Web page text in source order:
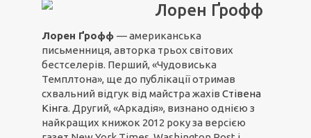
Лорен Ґрофф
Лорен Ґрофф — американська
письменниця, авторка трьох світових
бестселерів. Перший, «Чудовиська
Темплтона», ще до публікації отримав
схвальний відгук від майстра жахів Стівена
Кінга. Другий, «Аркадія», визнано однією з
найкращих книжок 2012 року за версією